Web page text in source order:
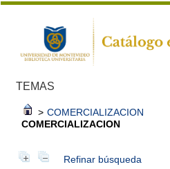
TEMAS
> COMERCIALIZACION
COMERCIALIZACION
Refinar búsqueda